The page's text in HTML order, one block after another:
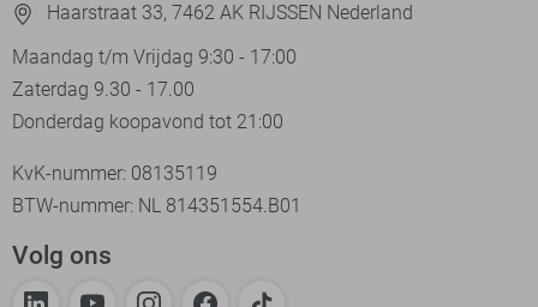
Haarstraat 33, 7462 AK RIJSSEN Nederland
Maandag t/m Vrijdag 9:30 - 17:00
Zaterdag 9.30 - 17.00
Donderdag koopavond tot 21:00
KvK-nummer: 08135119
BTW-nummer: NL 814351554.B01
Volg ons